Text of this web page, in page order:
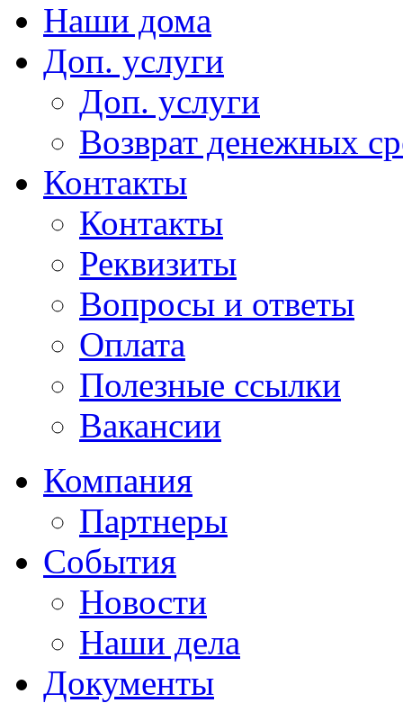
Наши дома
Доп. услуги
Доп. услуги
Возврат денежных
Контакты
Контакты
Реквизиты
Вопросы и ответы
Оплата
Полезные ссылки
Вакансии
Компания
Партнеры
События
Новости
Наши дела
Документы